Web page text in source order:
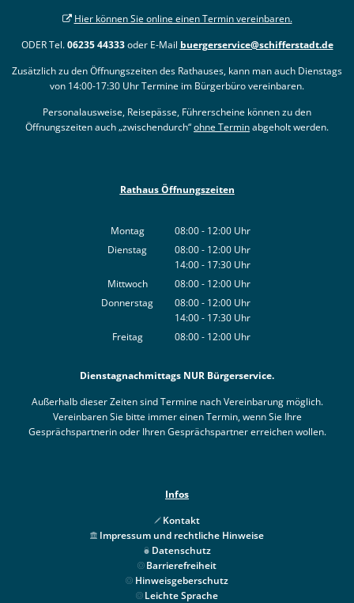
Hier können Sie online einen Termin vereinbaren.
ODER Tel.06235 44333oder E-Mail buergerservice@schifferstadt.de
Zusätzlich zu den Öffnungszeiten des Rathauses, kann man auch Dienstags
von 14:00-17:30 Uhr Termine im Bürgerbüro vereinbaren.
Personalausweise, Reisepässe, Führerscheine können zu den
Öffnungszeiten auch „zwischendurch“ohne Terminabgeholt werden.
Rathaus Öffnungszeiten
Montag 08:00- 12:00 Uhr
Von 08:00 bis 12:00 Uhr
Dienstag 08:00- 12:00 Uhr
Von 08:00 bis 12:00 Uhr
14:00- 17:30 Uhr
Von 14:00 bis 17:30 Uhr
Mittwoch 08:00- 12:00 Uhr
Von 08:00 bis 12:00 Uhr
Donnerstag 08:00- 12:00 Uhr
Von 08:00 bis 12:00 Uhr
14:00- 17:30 Uhr
Von 14:00 bis 17:30 Uhr
Freitag 08:00- 12:00 Uhr
Dienstagnachmittags NUR Bürgerservice.
Außerhalb dieser Zeiten sind Termine nach Vereinbarung möglich.
Vereinbaren Sie bitte immer einen Termin, wenn Sie Ihre
Gesprächspartnerin oder Ihren Gesprächspartner erreichen wollen.
Infos
Kontakt
Impressum und rechtliche Hinweise
Datenschutz
Barrierefreiheit
Hinweisgeberschutz
Leichte Sprache